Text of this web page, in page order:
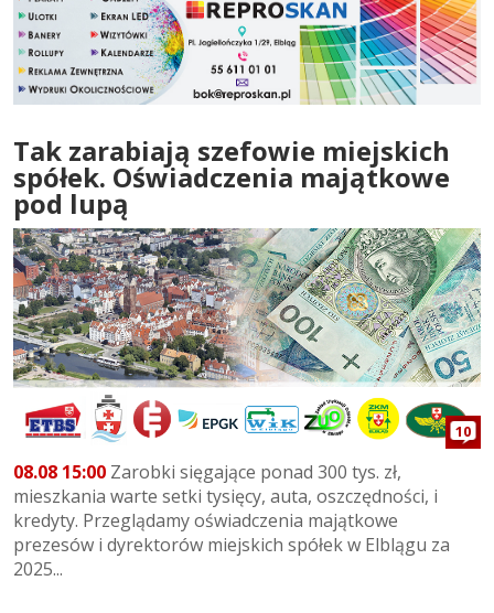
Tak zarabiają szefowie miejskich
spółek. Oświadczenia majątkowe
pod lupą
10
08.08 15:00 Zarobki sięgające ponad 300 tys. zł,
mieszkania warte setki tysięcy, auta, oszczędności, i
kredyty. Przeglądamy oświadczenia majątkowe
prezesów i dyrektorów miejskich spółek w Elblągu za
2025...